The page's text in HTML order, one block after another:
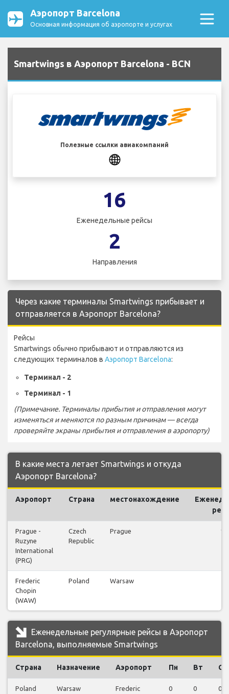
Аэропорт Barcelona
Основная информация об аэропорте и услугах
Smartwings в Аэропорт Barcelona - BCN
Полезные ссылки авиакомпаний
16
Еженедельные рейсы
2
Направления
Через какие терминалы Smartwings прибывает и
отправляется в Аэропорт Barcelona?
Рейсы
Smartwings обычно прибывают и отправляются из
следующих терминалов в Аэропорт Barcelona:
Терминал - 2
Терминал - 1
(Примечание. Терминалы прибытия и отправления могут
изменяться и меняются по разным причинам — всегда
проверяйте экраны прибытия и отправления в аэропорту)
В какие места летает Smartwings и откуда
Аэропорт Barcelona?
Аэропорт Страна местонахождение
Prague -
Ruzyne
International
(PRG)
Czech
Republic
Prague 13
Frederic
Chopin
(WAW)
Poland Warsaw
Еженедельные регулярные рейсы в Аэропорт
Barcelona, выполняемые Smartwings
Страна Назначение Аэропорт Пн Вт Ср
Poland Warsaw
Frederic
0 0 0